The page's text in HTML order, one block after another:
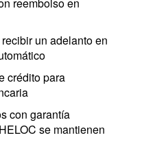
un adelanto en
crédito para
con garantía
se mantienen